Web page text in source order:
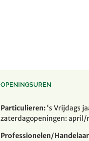
OPENINGSUREN
Particulieren:‘s Vrijdags
zaterdagopeningen:
Professionelen/